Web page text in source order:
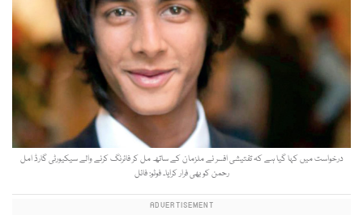
درخواست میں کہا گیا ہے کہ تفتیشی افسر نے ملزمان کے ساتھ مل کر فائرنگ کرنے والے سیکیورٹی گارڈ امل
رحمن کو بھی فرار کرایا۔ فوٹو: فائل